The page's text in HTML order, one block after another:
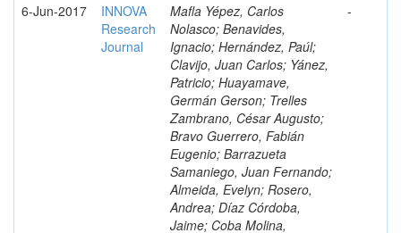
6-Jun-2017
INNOVA
Research
Journal
Mafla Yépez, Carlos
Nolasco; Benavides,
Ignacio; Hernández, Paúl;
Clavijo, Juan Carlos; Yánez,
Patricio; Huayamave,
Germán Gerson; Trelles
Zambrano, César Augusto;
Bravo Guerrero, Fabián
Eugenio; Barrazueta
Samaniego, Juan Fernando;
Almeida, Evelyn; Rosero,
Andrea; Díaz Córdoba,
Jaime; Coba Molina,
-